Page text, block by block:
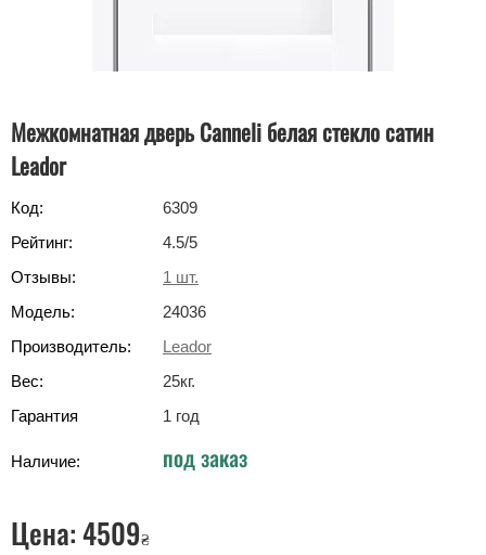
Межкомнатная дверь Canneli белая стекло сатин
Leador
Код:
6309
Рейтинг:
4.5/5
Отзывы:
1 шт.
Модель:
24036
Производитель:
Leador
Вес:
25кг.
Гарантия
1 год
Наличие: под заказ
Цена:4509₴